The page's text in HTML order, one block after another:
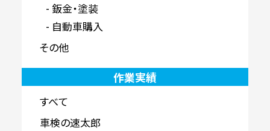
鈑金・塗装
自動車購入
その他
作業実績
すべて
車検の速太郎